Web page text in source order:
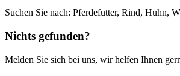
Suchen Sie nach: Pferdefutter, Rind, Huhn,
Nichts gefunden?
Melden Sie sich bei uns, wir helfen Ihnen